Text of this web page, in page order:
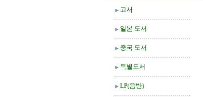
고서
일본 도서
중국 도서
특별도서
LP(음반)